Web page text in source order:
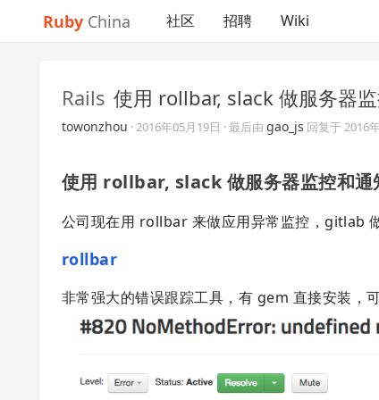
Ruby China 社区 招聘 Wiki
Rails 使用 rollbar, slack 做服务器
towonzhou ·2016年05月19日 · 最后由 gao_js 回复于2016
使用 rollbar, slack 做服务器监控和通
公司现在用 rollbar 来做应用异常监控，gitlab
rollbar
非常强大的错误跟踪工具，有 gem 直接安装，